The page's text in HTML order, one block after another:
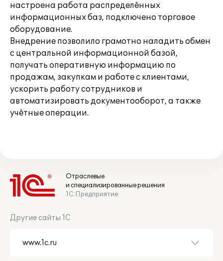
настроена работа распределённых
информационных баз, подключено торговое
оборудование.
Внедрение позволило грамотно наладить обмен
с центральной информационной базой,
получать оперативную информацию по
продажам, закупкам и работе с клиентами,
ускорить работу сотрудников и
автоматизировать документооборот, а также
учётные операции.
Отраслевые
и специализированные решения
1С:Предприятие
Другие сайты 1С